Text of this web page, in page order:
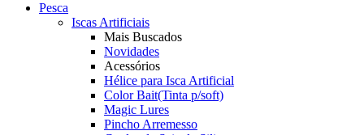
Pesca
Iscas Artificiais
Mais Buscados
Novidades
Acessórios
Hélice para Isca Artificial
Color Bait(Tinta p/soft)
Magic Lures
Pincho Arremesso